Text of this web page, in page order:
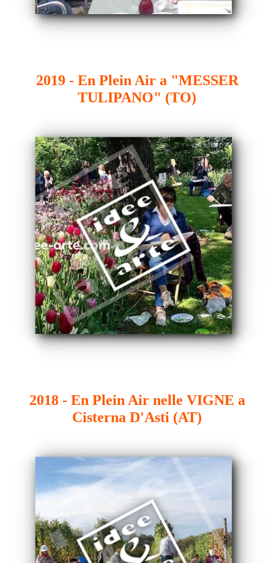
2019 - En Plein Air a "MESSER
TULIPANO" (TO)
2018 - En Plein Air nelle VIGNE a
Cisterna D'Asti (AT)